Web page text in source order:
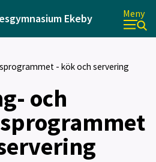
Ekeby Meny
- kök och servering
och